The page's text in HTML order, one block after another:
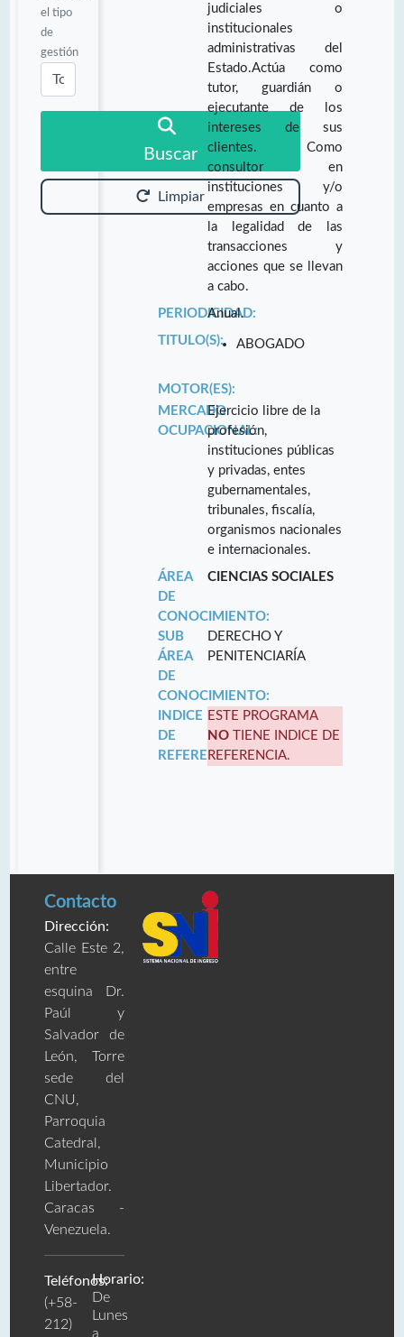
el tipo
de
gestión
Buscar
Limpiar
judiciales o
institucionales
administrativas del
Estado.Actúa como
tutor, guardián o
ejecutante de los
intereses de sus
clientes. Como
consultor en
instituciones y/o
empresas en cuanto a
la legalidad de las
transacciones y
acciones que se llevan
a cabo.
PERIODICIDAD:
Anual.
TITULO(S):
ABOGADO
MOTOR(ES):
MERCADO
OCUPACIONAL:
Ejercicio libre de la
profesión,
instituciones públicas
y privadas, entes
gubernamentales,
tribunales, fiscalía,
organismos nacionales
e internacionales.
ÁREA
DE
CONOCIMIENTO:
CIENCIAS SOCIALES
SUB
ÁREA
DE
CONOCIMIENTO:
DERECHO Y
PENITENCIARÍA
INDICE
DE
REFERENCIA:
ESTE PROGRAMA
NO TIENE INDICE DE
REFERENCIA.
Contacto
Dirección:
Calle Este 2,
entre
esquina Dr.
Paúl y
Salvador de
León, Torre
sede del
CNU,
Parroquia
Catedral,
Municipio
Libertador.
Caracas -
Venezuela.
Teléfonos:
(+58-
212)
Horario:
De
Lunes
a